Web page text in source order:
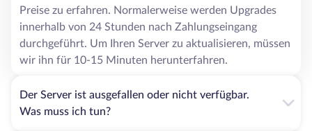
Preise zu erfahren. Normalerweise werden Upgrades
innerhalb von 24 Stunden nach Zahlungseingang
durchgeführt. Um Ihren Server zu aktualisieren, müssen
wir ihn für 10-15 Minuten herunterfahren.
Der Server ist ausgefallen oder nicht verfügbar.
Was muss ich tun?